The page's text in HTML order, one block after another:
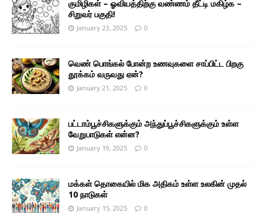
குமிழிகள் – ஓவியத்திற்கு வண்ணம் தீட்டி மகிழ்க –
சிறுவர் பகுதி!
January 23, 2025 0
வெண் பொங்கல் போன்ற உணவுகளை சாப்பிட்ட பிறகு
தூக்கம் வருவது ஏன்?
January 21, 2025 0
பட்டாம்பூச்சிகளுக்கும் அந்துப்பூச்சிகளுக்கும் உள்ள
வேறுபாடுகள் என்ன?
January 19, 2025 0
மக்கள் தொகையில் மிக அதிகம் உள்ள உலகின் முதல்
10 நாடுகள்
January 15, 2025 0